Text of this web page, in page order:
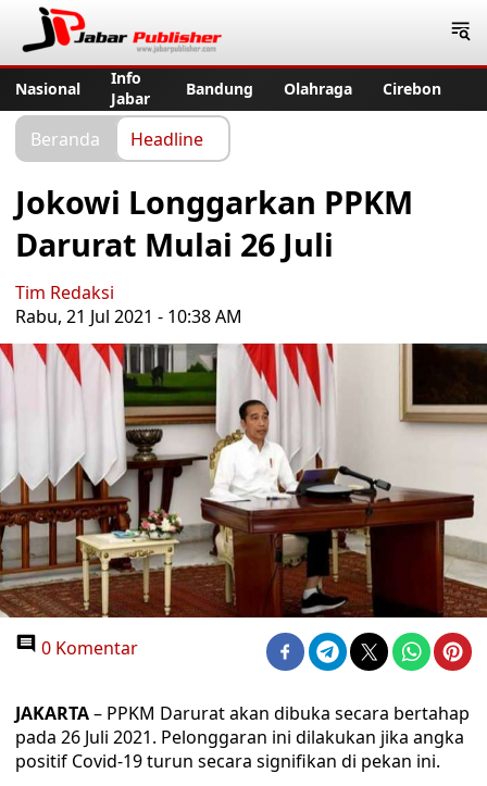
Nasional
Info
Jabar
Bandung Olahraga Cirebon
Beranda Headline
Jokowi Longgarkan PPKM
Darurat Mulai 26 Juli
Tim Redaksi
Rabu, 21 Jul 2021 - 10:38 AM
0 Komentar
JAKARTA– PPKM Darurat akan dibuka secara bertahap
pada 26 Juli 2021. Pelonggaran ini dilakukan jika angka
positif Covid-19 turun secara signifikan di pekan ini.